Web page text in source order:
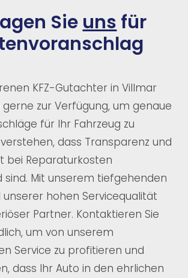
Sie uns für
KFZ-Gutachter in Villmar
zur Verfügung, um genaue
für Ihr Fahrzeug zu
dass Transparenz und
bei Reparaturkosten
sind. Mit unserem tiefgehenden
unserer hohen Servicequalität
Partner. Kontaktieren Sie
um von unserem
Service zu profitieren und
dass Ihr Auto in den ehrlichen